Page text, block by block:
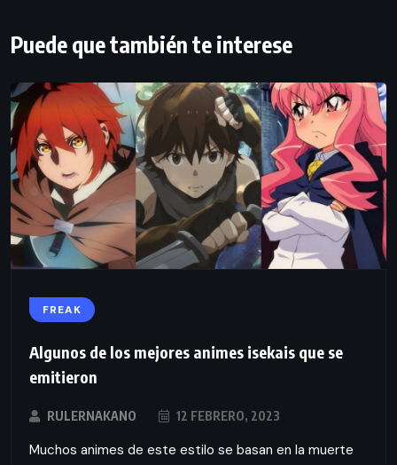
Puede que también te interese
FREAK
Algunos de los mejores animes isekais que se
emitieron
RULERNAKANO 12 FEBRERO, 2023
Muchos animes de este estilo se basan en la muerte